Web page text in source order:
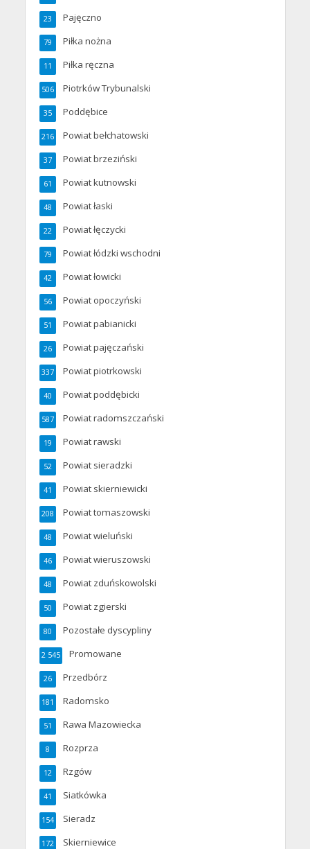
Pajęczno
23
Piłka nożna
79
Piłka ręczna
11
Piotrków Trybunalski
506
Poddębice
35
Powiat bełchatowski
216
Powiat brzeziński
37
Powiat kutnowski
61
Powiat łaski
48
Powiat łęczycki
22
Powiat łódzki wschodni
79
Powiat łowicki
42
Powiat opoczyński
56
Powiat pabianicki
51
Powiat pajęczański
26
Powiat piotrkowski
337
Powiat poddębicki
40
Powiat radomszczański
587
Powiat rawski
19
Powiat sieradzki
52
Powiat skierniewicki
41
Powiat tomaszowski
208
Powiat wieluński
48
Powiat wieruszowski
46
Powiat zduńskowolski
48
Powiat zgierski
50
Pozostałe dyscypliny
80
Promowane
2 545
Przedbórz
26
Radomsko
181
Rawa Mazowiecka
51
Rozprza
8
Rzgów
12
Siatkówka
41
Sieradz
154
Skierniewice
172